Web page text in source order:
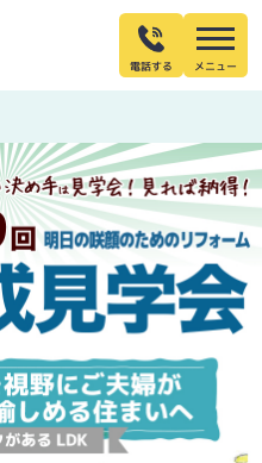
電話する